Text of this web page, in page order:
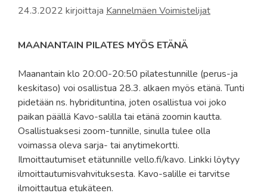
24.3.2022 kirjoittaja Kannelmäen Voimistelijat
MAANANTAIN PILATES MYÖS ETÄNÄ
Maanantain klo 20:00-20:50 pilatestunnille (perus-ja
keskitaso) voi osallistua 28.3. alkaen myös etänä. Tunti
pidetään ns. hybridituntina, joten osallistua voi joko
paikan päällä Kavo-salilla tai etänä zoomin kautta.
Osallistuaksesi zoom-tunnille, sinulla tulee olla
voimassa oleva sarja- tai anytimekortti.
Ilmoittautumiset etätunnille vello.fi/kavo. Linkki löytyy
ilmoittautumisvahvituksesta. Kavo-salille ei tarvitse
ilmoittautua etukäteen.